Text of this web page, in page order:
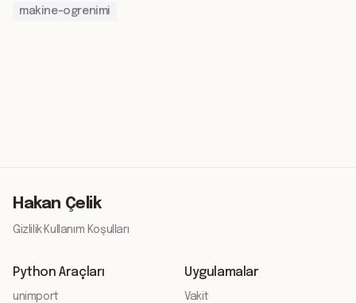
makine-ogrenimi
Hakan Çelik
Gizlilik·Kullanım Koşulları
Python Araçları
unimport
Uygulamalar
Vakit